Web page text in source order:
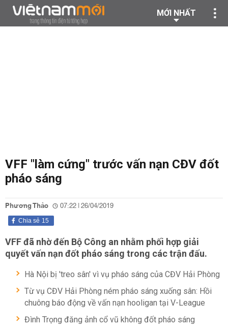
MỚI NHẤT
VFF "làm cứng" trước vấn nạn CĐV đốt
pháo sáng
Phương Thảo 07:22 | 26/04/2019
15
Chia sẻ
VFF đã nhờ đến Bộ Công an nhằm phối hợp giải
quyết vấn nạn đốt pháo sáng trong các trận đấu.
Hà Nội bị 'treo sân' vì vụ pháo sáng của CĐV Hải Phòng
Từ vụ CĐV Hải Phòng ném pháo sáng xuống sân: Hồi
chuông báo động về vấn nạn hooligan tại V-League
Đình Trọng đăng ảnh cổ vũ không đốt pháo sáng